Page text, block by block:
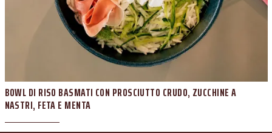
BOWL DI RISO BASMATI CON PROSCIUTTO CRUDO, ZUCCHINE A
NASTRI, FETA E MENTA